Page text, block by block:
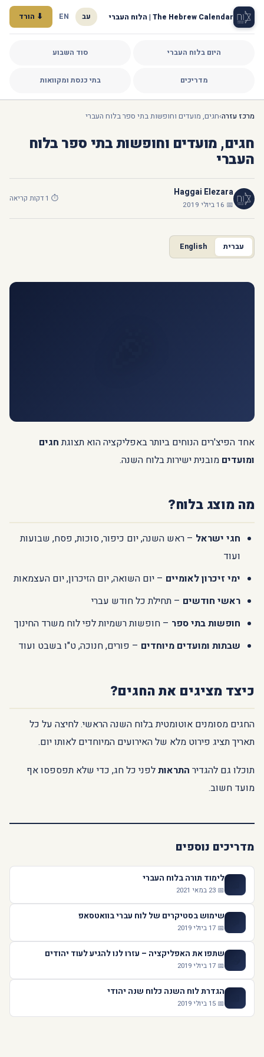
The Hebrew Calendar | הלוח העברי
היום בלוח העברי סוד השבוע
מדריכים בתי כנסת ומקוואות
עב EN ⬇ הורד
מרכז עזרה›חגים, מועדים וחופשות בתי ספר בלוח העברי
חגים, מועדים וחופשות בתי ספר בלוח
העברי
Haggai Elezara
📅 16 ביולי 2019
⏱ 1 דקות קריאה
עברית English
אחד הפיצ'רים הנוחים ביותר באפליקציה הוא תצוגתחגים
ומועדים מובנית ישירות בלוח השנה.
מה מוצג בלוח?
חגי ישראל – ראש השנה, יום כיפור, סוכות, פסח, שבועות
ועוד
ימי זיכרון לאומיים – יום השואה, יום הזיכרון, יום העצמאות
ראשי חודשים – תחילת כל חודש עברי
חופשות בתי ספר – חופשות רשמיות לפי לוח משרד החינוך
שבתות ומועדים מיוחדים – פורים, חנוכה, ט"ו בשבט ועוד
כיצד מציגים את החגים?
החגים מסומנים אוטומטית בלוח השנה הראשי. לחיצה על כל
תאריך תציג פירוט מלא של האירועים המיוחדים לאותו יום.
תוכלו גם להגדיר התראותלפני כל חג, כדי שלא תפספסו אף
מועד חשוב.
מדריכים נוספים
לימוד תורה בלוח העברי
📅 23 במאי 2021
שימוש בסטיקרים של לוח עברי בוואטסאפ
📅 17 ביולי 2019
שתפו את האפליקציה – עזרו לנו להגיע לעוד יהודים
📅 17 ביולי 2019
הגדרת לוח השנה כלוח שנה יהודי
📅 15 ביולי 2019